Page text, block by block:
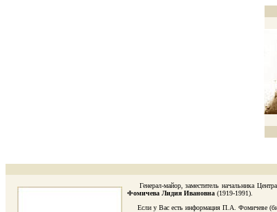
Генерал-майор, заместитель начальника
Фомичева Лидия Ивановна (1919-1991).
Если у Вас есть информация П.А. Фомичеве